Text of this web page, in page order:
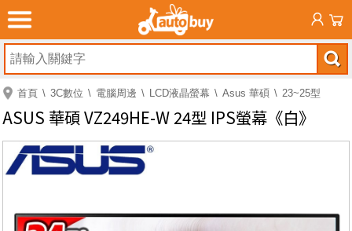
首頁 3C數位 電腦周邊 LCD液晶螢幕 Asus 華碩 23~25型
ASUS 華碩 VZ249HE-W 24型 IPS螢幕《白》